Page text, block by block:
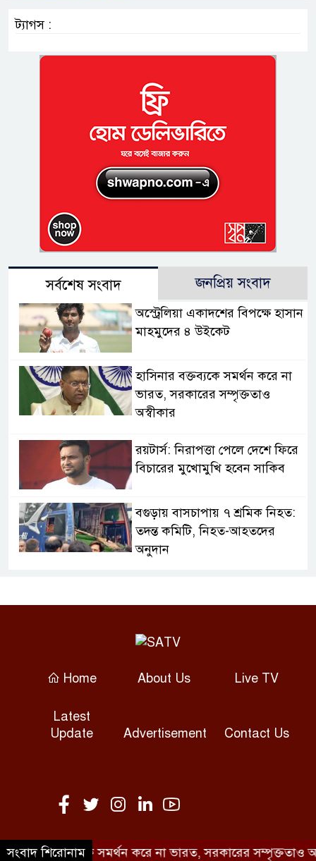
ট্যাগস :
সর্বশেষ সংবাদ জনপ্রিয় সংবাদ
অস্ট্রেলিয়া একাদশের বিপক্ষে হাসান
মাহমুদের ৪ উইকেট
হাসিনার বক্তব্যকে সমর্থন করে না
ভারত, সরকারের সম্পৃক্ততাও
অস্বীকার
রয়টার্স: নিরাপত্তা পেলে দেশে ফিরে
বিচারের মুখোমুখি হবেন সাকিব
বগুড়ায় বাসচাপায় ৭ শ্রমিক নিহত:
তদন্ত কমিটি, নিহত-আহতদের
অনুদান
সরকারের গড়িমসির অভিযোগ
‘মালিক’
রুটে ট্রেন চলাচল
বাড়ছে বাংলাদেশের দুশ্চিন্তা
ইনফান্তিনোর পদত্যাগ দাবি করলেন
Home About Us Live TV
Latest
Update
Advertisement Contact Us
সংবাদ শিরোনাম
বক্তব্যকে সমর্থন করে না ভারত, সরকারের সম্পৃক্ততাও